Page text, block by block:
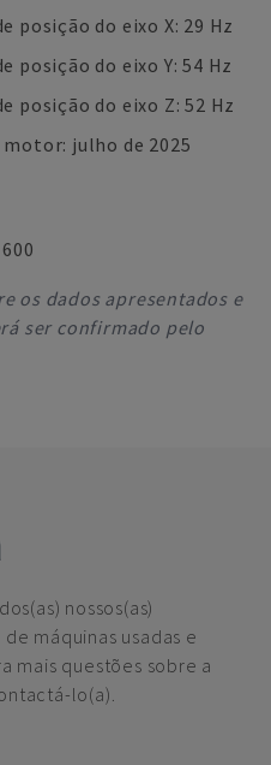
posição do eixo X: 29 Hz
posição do eixo Y: 54 Hz
posição do eixo Z: 52 Hz
julho de 2025
os dados apresentados e
ser confirmado pelo
nossos(as)
máquinas usadas e
mais questões sobre a
lo(a).